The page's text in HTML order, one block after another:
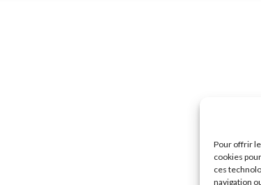
Pour offrir
cookies
ces
navigation